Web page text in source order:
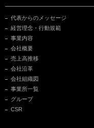
代表からのメッセージ
経営理念・行動規範
事業内容
会社概要
売上高推移
会社沿革
会社組織図
事業所一覧
グループ
CSR